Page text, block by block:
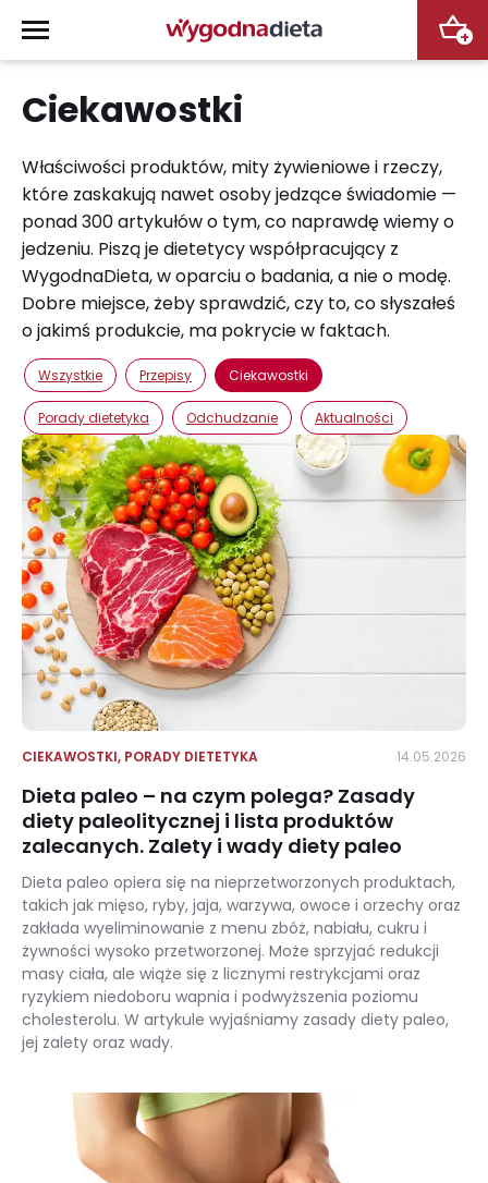
+
Ciekawostki
Właściwości produktów, mity żywieniowe i rzeczy,
które zaskakują nawet osoby jedzące świadomie —
ponad 300 artykułów o tym, co naprawdę wiemy o
jedzeniu. Piszą je dietetycy współpracujący z
WygodnaDieta, w oparciu o badania, a nie o modę.
Dobre miejsce, żeby sprawdzić, czy to, co słyszałeś
o jakimś produkcie, ma pokrycie w faktach.
Wszystkie Przepisy Ciekawostki
Porady dietetyka Odchudzanie Aktualności
CIEKAWOSTKI, PORADY DIETETYKA 14.05.2026
Dieta paleo – na czym polega? Zasady
diety paleolitycznej i lista produktów
zalecanych. Zalety i wady diety paleo
Dieta paleo opiera się na nieprzetworzonych produktach,
takich jak mięso, ryby, jaja, warzywa, owoce i orzechy oraz
zakłada wyeliminowanie z menu zbóż, nabiału, cukru i
żywności wysoko przetworzonej. Może sprzyjać redukcji
masy ciała, ale wiąże się z licznymi restrykcjami oraz
ryzykiem niedoboru wapnia i podwyższenia poziomu
cholesterolu. W artykule wyjaśniamy zasady diety paleo,
jej zalety oraz wady.